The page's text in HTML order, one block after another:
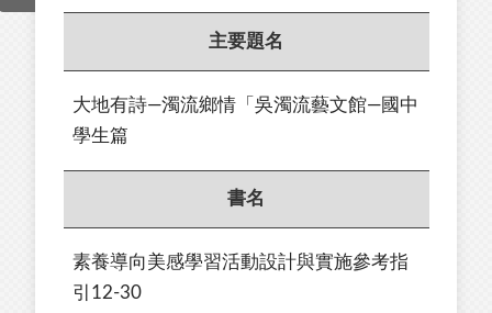
主要題名
大地有詩—濁流鄉情「吳濁流藝文館—國中
學生篇
書名
素養導向美感學習活動設計與實施參考指
引12-30